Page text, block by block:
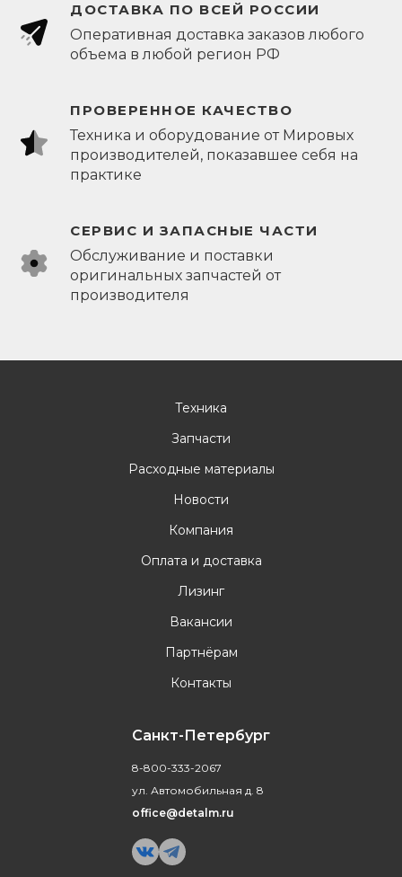
ДОСТАВКА ПО ВСЕЙ РОССИИ
Оперативная доставка заказов любого
объема в любой регион РФ
ПРОВЕРЕННОЕ КАЧЕСТВО
Техника и оборудование от Мировых
производителей, показавшее себя на
практике
СЕРВИС И ЗАПАСНЫЕ ЧАСТИ
Обслуживание и поставки
оригинальных запчастей от
производителя
Техника
Запчасти
Расходные материалы
Новости
Компания
Оплата и доставка
Лизинг
Вакансии
Партнёрам
Контакты
Санкт-Петербург
8-800-333-2067
ул. Автомобильная д. 8
office@detalm.ru